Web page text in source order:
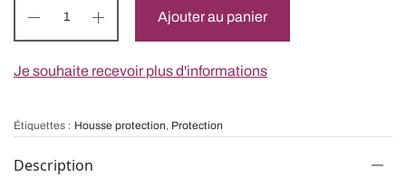
Ajouter au panier
Je souhaite recevoir plus d'informations
Étiquettes : Housse protection, Protection
Description